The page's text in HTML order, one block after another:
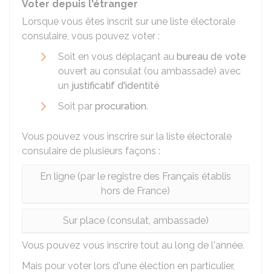
Voter depuis l'étranger
Lorsque vous êtes inscrit sur une liste électorale
consulaire, vous pouvez voter :
Soit en vous déplaçant au bureau de vote
ouvert au consulat (ou ambassade) avec
un justificatif d'identité
Soit par procuration.
Vous pouvez vous inscrire sur la liste électorale
consulaire de plusieurs façons :
En ligne (par le registre des Français établis
hors de France)
Sur place (consulat, ambassade)
Vous pouvez vous inscrire tout au long de l'année.
Mais pour voter lors d'une élection en particulier,